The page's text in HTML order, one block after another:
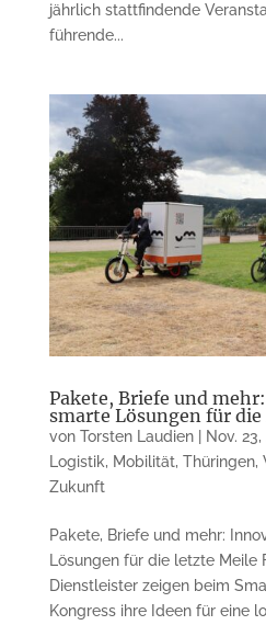
jährlich stattfindende
führende...
Pakete, Briefe und
smarte Lösungen für
von Torsten Laudien| Nov. 23,
Logistik, Mobilität, Thüringen,
Zukunft
Pakete, Briefe und mehr:
Lösungen für die letzte Meile
Dienstleister zeigen beim
Kongress ihre Ideen für eine